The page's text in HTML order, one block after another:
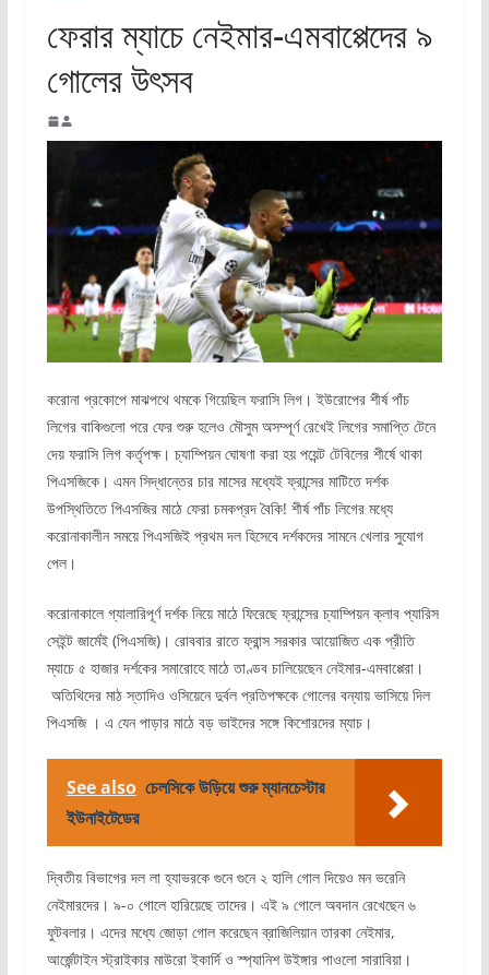
ফেরার ম্যাচে নেইমার-এমবাপ্পেদের ৯
গোলের উৎসব
করোনা প্রকোপে মাঝপথে থমকে গিয়েছিল ফরাসি লিগ। ইউরোপের শীর্ষ পাঁচ
লিগের বাকিগুলো পরে ফের শুরু হলেও মৌসুম অসম্পূর্ণ রেখেই লিগের সমাপ্তি টেনে
দেয় ফরাসি লিগ কর্তৃপক্ষ। চ্যাম্পিয়ন ঘোষণা করা হয় পয়েন্ট টেবিলের শীর্ষে থাকা
পিএসজিকে। এমন সিদ্ধান্তের চার মাসের মধ্যেই ফ্রান্সের মাটিতে দর্শক
উপস্থিতিতে পিএসজির মাঠে ফেরা চমকপ্রদ বৈকি! শীর্ষ পাঁচ লিগের মধ্যে
করোনাকালীন সময়ে পিএসজিই প্রথম দল হিসেবে দর্শকদের সামনে খেলার সুযোগ
পেল।
করোনাকালে গ্যালারিপূর্ণ দর্শক নিয়ে মাঠে ফিরেছে ফ্রান্সের চ্যাম্পিয়ন ক্লাব প্যারিস
সেইন্ট জার্মেই (পিএসজি)। রোববার রাতে ফ্রান্স সরকার আয়োজিত এক প্রীতি
ম্যাচে ৫ হাজার দর্শকের সমারোহে মাঠে তাণ্ডব চালিয়েছেন নেইমার-এমবাপ্পেরা।
অতিথিদের মাঠ স্তাদিও ওসিয়েনে দুর্বল প্রতিপক্ষকে গোলের বন্যায় ভাসিয়ে দিল
পিএসজি । এ যেন পাড়ার মাঠে বড় ভাইদের সঙ্গে কিশোরদের ম্যাচ।
See also চেলসিকে উড়িয়ে শুরু ম্যানচেস্টার
ইউনাইটেডের
দ্বিতীয় বিভাগের দল লা হ্যাভরকে গুনে গুনে ২ হালি গোল দিয়েও মন ভরেনি
নেইমারদের। ৯-০ গোলে হারিয়েছে তাদের। এই ৯ গোলে অবদান রেখেছেন ৬
ফুটবলার। এদের মধ্যে জোড়া গোল করেছেন ব্রাজিলিয়ান তারকা নেইমার,
আর্জেন্টাইন স্ট্রাইকার মাউরো ইকার্দি ও স্প্যানিশ উইঙ্গার পাওলো সারাবিয়া।